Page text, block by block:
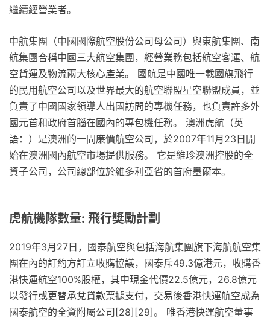
繼續經營業者。
中航集團（中國國際航空股份公司母公司）與東航集團、南
航集團合稱中國三大航空集團，經營業務包括航空客運、航
空貨運及物流兩大核心產業。 國航是中國唯一載國旗飛行
的民用航空公司以及世界最大的航空聯盟星空聯盟成員，並
負責了中國國家領導人出國訪問的專機任務，也負責許多外
國元首和政府首腦在國內的專包機任務。 澳洲虎航（英
語：）是澳洲的一間廉價航空公司，於2007年11月23日開
始在澳洲國內航空市場提供服務。 它是維珍澳洲控股的全
資子公司，公司總部位於維多利亞省的首府墨爾本。
虎航機隊數量: 飛行獎勵計劃
2019年3月27日，國泰航空與包括海航集團旗下海航航空集
團在內的訂約方訂立收購協議，國泰斥49.3億港元，收購香
港快運航空100%股權，其中現金代價22.5億元，26.8億元
以發行或更替承兌貸款票據支付，交易後香港快運航空成為
國泰航空的全資附屬公司[28][29]。 唯香港快運航空董事